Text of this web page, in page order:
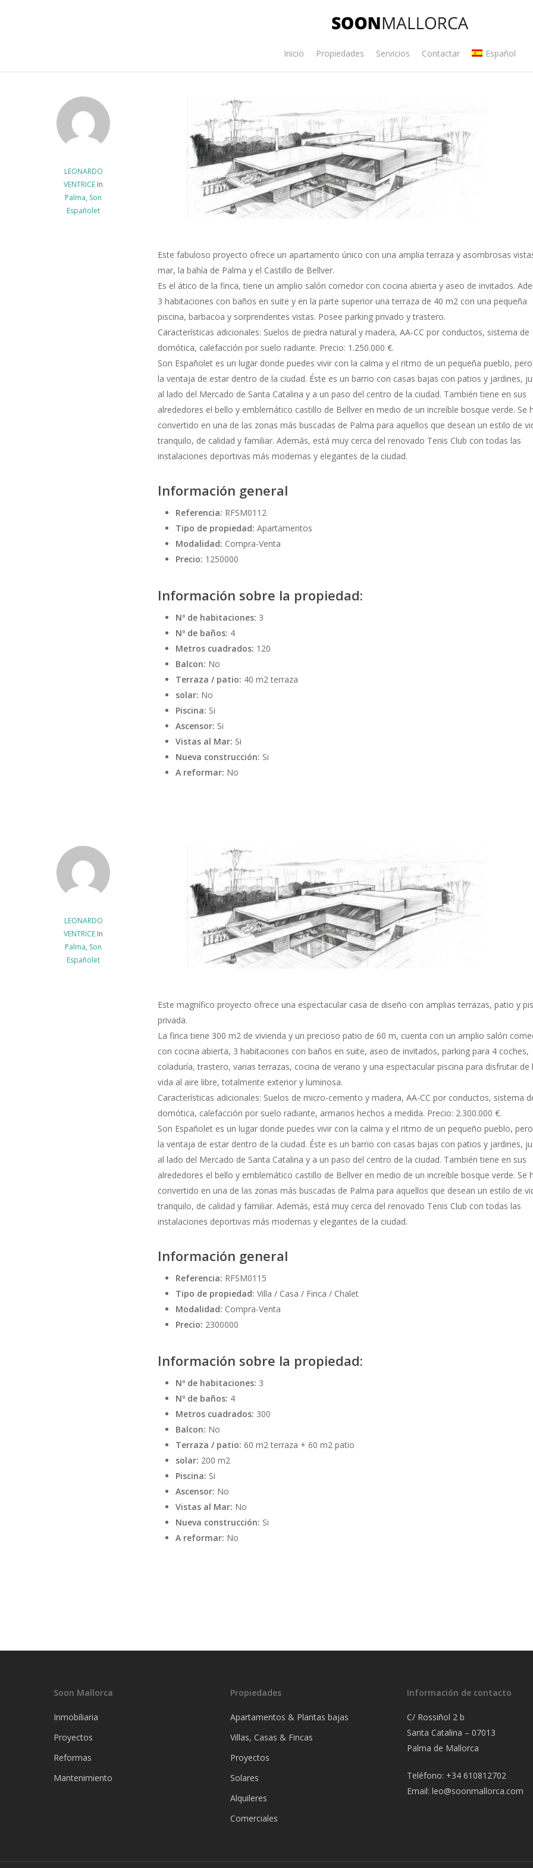
Inicio Propiedades Servicios Contactar Español
LEONARDO
VENTRICE In
Palma, Son
Españolet
Este fabuloso proyecto ofrece un apartamento único con una amplia terraza y asombrosas
mar, la bahía de Palma y el Castillo de Bellver.
Es el ático de la finca, tiene un amplio salón comedor con cocina abierta y aseo de invitados.
3 habitaciones con baños en suite y en la parte superior una terraza de 40 m2 con una pequeña
piscina, barbacoa y sorprendentes vistas. Posee parking privado y trastero.
Características adicionales: Suelos de piedra natural y madera, AA-CC por conductos, sistema de
domótica, calefacción por suelo radiante. Precio: 1.250.000 €.
Son Españolet es un lugar donde puedes vivir con la calma y el ritmo de un pequeña pueblo,
la ventaja de estar dentro de la ciudad. Éste es un barrio con casas bajas con patios y jardines,
al lado del Mercado de Santa Catalina y a un paso del centro de la ciudad. También tiene en sus
alrededores el bello y emblemático castillo de Bellver en medio de un increíble bosque verde. Se
convertido en una de las zonas más buscadas de Palma para aquellos que desean un estilo de
tranquilo, de calidad y familiar. Además, está muy cerca del renovado Tenis Club con todas las
instalaciones deportivas más modernas y elegantes de la ciudad.
Información general
Referencia: RFSM0112
Tipo de propiedad: Apartamentos
Modalidad: Compra-Venta
Precio: 1250000
Información sobre la propiedad:
Nº de habitaciones: 3
Nº de baños: 4
Metros cuadrados: 120
Balcon: No
Terraza / patio: 40 m2 terraza
solar: No
Piscina: Si
Ascensor: Si
Vistas al Mar: Si
Nueva construcción: Si
A reformar: No
LEONARDO
VENTRICE In
Palma, Son
Españolet
Este magnífico proyecto ofrece una espectacular casa de diseño con amplias terrazas, patio y
privada.
La finca tiene 300 m2 de vivienda y un precioso patio de 60 m, cuenta con un amplio salón
con cocina abierta, 3 habitaciones con baños en suite, aseo de invitados, parking para 4 coches,
coladuría, trastero, varias terrazas, cocina de verano y una espectacular piscina para disfrutar de
vida al aire libre, totalmente exterior y luminosa.
Características adicionales: Suelos de micro-cemento y madera, AA-CC por conductos, sistema
domótica, calefacción por suelo radiante, armarios hechos a medida. Precio: 2.300.000 €.
Son Españolet es un lugar donde puedes vivir con la calma y el ritmo de un pequeño pueblo,
la ventaja de estar dentro de la ciudad. Éste es un barrio con casas bajas con patios y jardines,
al lado del Mercado de Santa Catalina y a un paso del centro de la ciudad. También tiene en sus
alrededores el bello y emblemático castillo de Bellver en medio de un increíble bosque verde. Se
convertido en una de las zonas más buscadas de Palma para aquellos que desean un estilo de
tranquilo, de calidad y familiar. Además, está muy cerca del renovado Tenis Club con todas las
instalaciones deportivas más modernas y elegantes de la ciudad.
Información general
Referencia: RFSM0115
Tipo de propiedad: Villa / Casa / Finca / Chalet
Modalidad: Compra-Venta
Precio: 2300000
Información sobre la propiedad:
Nº de habitaciones: 3
Nº de baños: 4
Metros cuadrados: 300
Balcon: No
Terraza / patio: 60 m2 terraza + 60 m2 patio
solar: 200 m2
Piscina: Si
Ascensor: No
Vistas al Mar: No
Nueva construcción: Si
A reformar: No
Soon Mallorca
Inmobiliaria
Proyectos
Reformas
Mantenimiento
Propiedades
Apartamentos & Plantas bajas
Villas, Casas & Fincas
Proyectos
Solares
Alquileres
Comerciales
Información de contacto
C/ Rossiñol 2 b
Santa Catalina – 07013
Palma de Mallorca
Teléfono: +34 610812702
Email: leo@soonmallorca.com